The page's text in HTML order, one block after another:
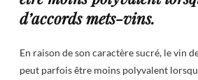
d’accords mets-vins.
En raison de son caractère sucré, le vin
peut parfois être moins polyvalent